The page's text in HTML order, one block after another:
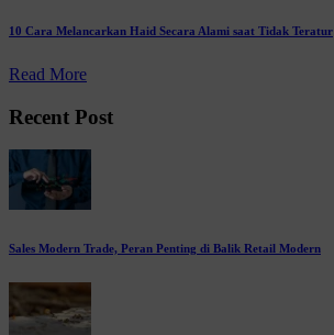
10 Cara Melancarkan Haid Secara Alami saat Tidak Teratur
Read More
Recent Post
Sales Modern Trade, Peran Penting di Balik Retail Modern